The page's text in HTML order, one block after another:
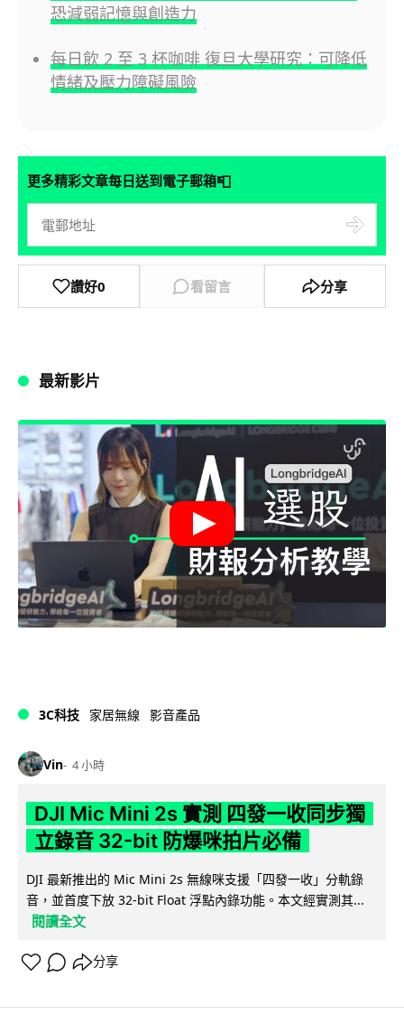
恐減弱記憶與創造力
每日飲 2 至 3 杯咖啡 復旦大學研究：可降低
情緒及壓力障礙風險
更多精彩文章每日送到電子郵箱📮
讚好0 看留言 分享
最新影片
3C科技 家居無線 影音產品
Vin 4 小時
DJI Mic Mini 2s 實測 四發一收同步獨
立錄音 32-bit 防爆咪拍片必備
DJI 最新推出的 Mic Mini 2s 無線咪支援「四發一收」分軌錄
音，並首度下放 32-bit Float 浮點內錄功能。本文經實測其...
閱讀全文
分享